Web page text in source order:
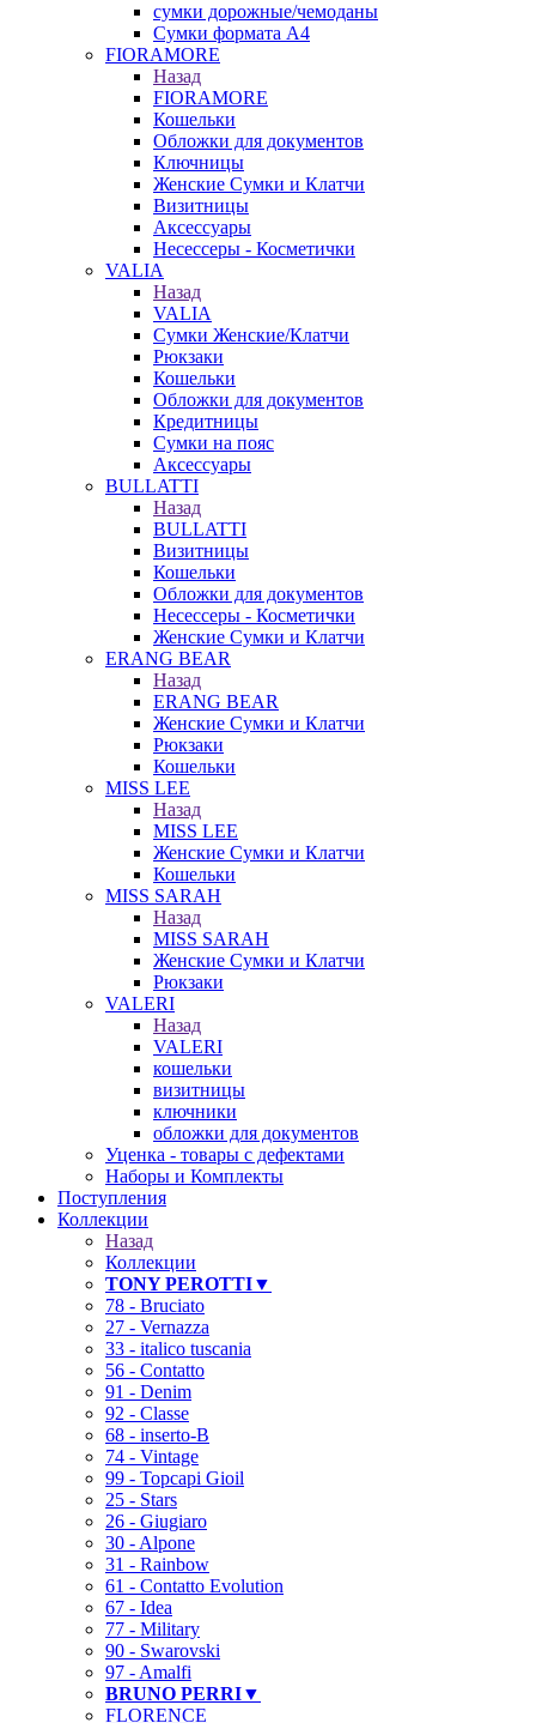
сумки дорожные/чемоданы
Сумки формата А4
FIORAMORE
Назад
FIORAMORE
Кошельки
Обложки для документов
Ключницы
Женские Сумки и Клатчи
Визитницы
Аксессуары
Несессеры - Косметички
VALIA
Назад
VALIA
Сумки Женские/Клатчи
Рюкзаки
Кошельки
Обложки для документов
Кредитницы
Сумки на пояс
Аксессуары
BULLATTI
Назад
BULLATTI
Визитницы
Кошельки
Обложки для документов
Несессеры - Косметички
Женские Сумки и Клатчи
ERANG BEAR
Назад
ERANG BEAR
Женские Сумки и Клатчи
Рюкзаки
Кошельки
MISS LEE
Назад
MISS LEE
Женские Сумки и Клатчи
Кошельки
MISS SARAH
Назад
MISS SARAH
Женские Сумки и Клатчи
Рюкзаки
VALERI
Назад
VALERI
кошельки
визитницы
ключники
обложки для документов
Уценка - товары с дефектами
Наборы и Комплекты
Поступления
Коллекции
Назад
Коллекции
TONY PEROTTI▼
78 - Bruciato
27 - Vernazza
33 - italico tuscania
56 - Contatto
91 - Denim
92 - Classe
68 - inserto-B
74 - Vintage
99 - Topcapi Gioil
25 - Stars
26 - Giugiaro
30 - Alpone
31 - Rainbow
61 - Contatto Evolution
67 - Idea
77 - Military
90 - Swarovski
97 - Amalfi
BRUNO PERRI▼
FLORENCE